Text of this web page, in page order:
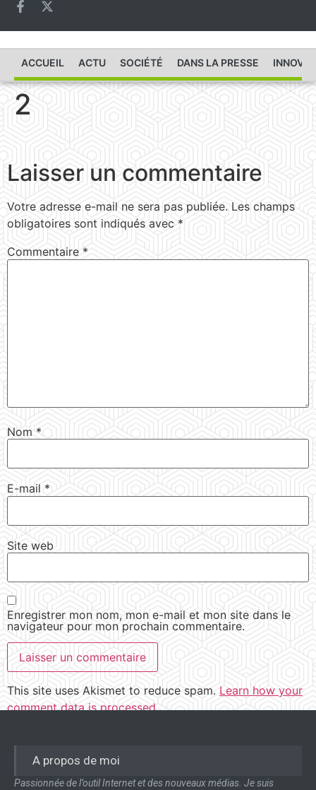
ACCUEIL ACTU SOCIÉTÉ DANS LA PRESSE
2
Laisser un commentaire
Votre adresse e-mail ne sera pas publiée. Les champs
obligatoires sont indiqués avec*
Commentaire*
Nom*
E-mail *
Site web
Enregistrer mon nom, mon e-mail et mon site dans le
navigateur pour mon prochain commentaire.
This site uses Akismet to reduce spam.Learn how your
comment data is processed.
A propos de moi
Passionnée de l’outil Internet et des nouveaux médias. Je suis